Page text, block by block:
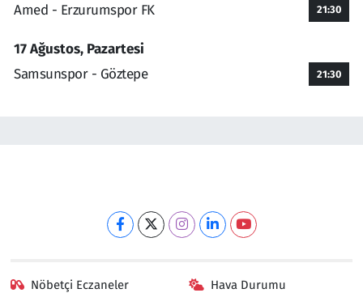
Amed - Erzurumspor FK 21:30
17 Ağustos, Pazartesi
Samsunspor - Göztepe
21:30
Nöbetçi Eczaneler Hava Durumu